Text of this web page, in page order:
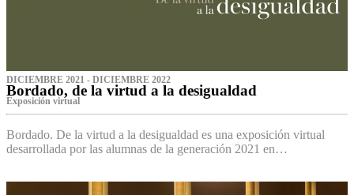
DICIEMBRE 2021 - DICIEMBRE 2022
Bordado, de la virtud a la desigualdad
Exposición virtual‌
Bordado. De la virtud a la desigualdad es una exposición virtual
desarrollada por las alumnas de la generación 2021 en…